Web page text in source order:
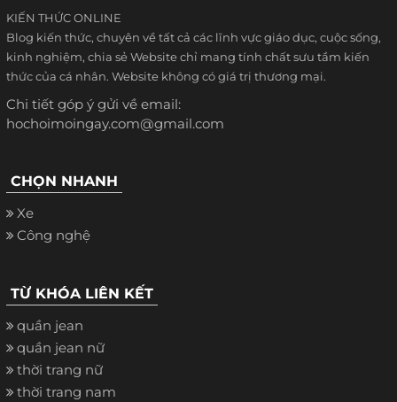
KIẾN THỨC ONLINE
Blog kiến thức, chuyên về tất cả các lĩnh vực giáo dục, cuộc sống,
kinh nghiệm, chia sẻ Website chỉ mang tính chất sưu tầm kiến
thức của cá nhân. Website không có giá trị thương mại.
Chi tiết góp ý gửi về email:
hochoimoingay.com@gmail.com
CHỌN NHANH
Xe
Công nghệ
TỪ KHÓA LIÊN KẾT
quần jean
quần jean nữ
thời trang nữ
thời trang nam